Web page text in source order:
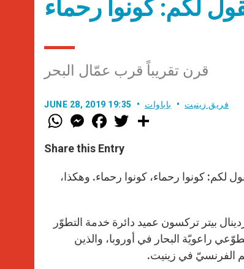
لكم: كونوا رحماء
قرن تقريباً قرب عمّال البحر
JUNE 28, 2019 19:35 فريق زينيت باباوات
W
h
t
s
p
p
M
e
s
e
g
e
F
a
e
b
o
k
w
r
Share this Entry
لكم: كونوا رحماء، كونوا رحماء. وهكذا،
بيتر تركسون عميد دائرة خدمة التطوّر
راعويّة البحار في أوروبا، والذين
الفرنسيّ في زينيت.